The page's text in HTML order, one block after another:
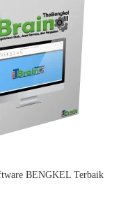
BENGKEL Terbaik